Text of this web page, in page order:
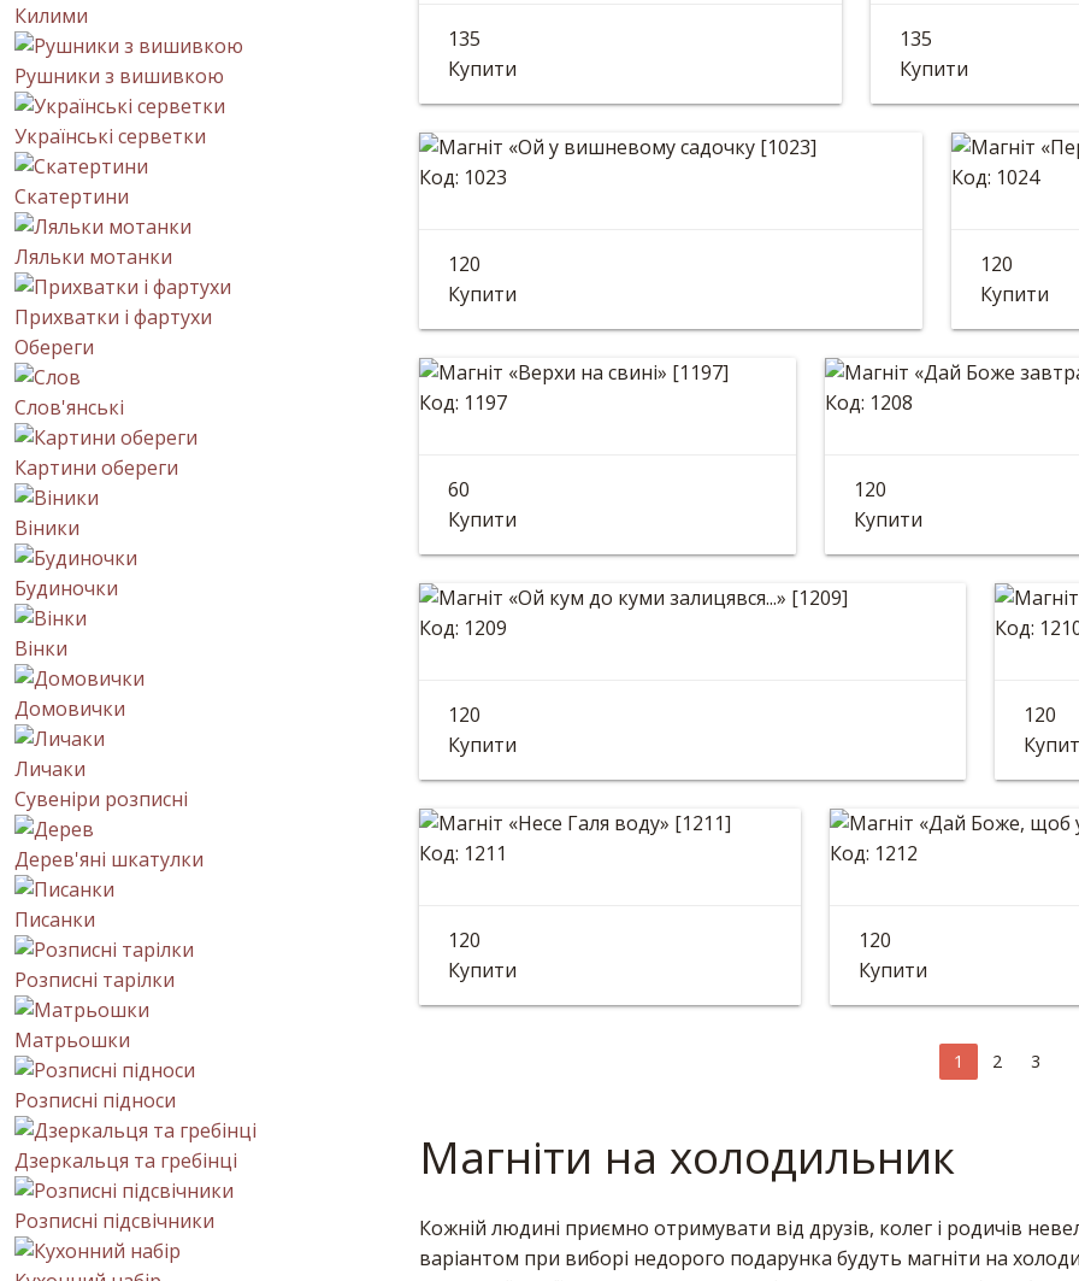
Килими
Рушники з вишивкою
Українські серветки
Скатертини
Ляльки мотанки
Прихватки і фартухи
Обереги
Слов'янські
Картини обереги
Віники
Будиночки
Вінки
Домовички
Личаки
Сувеніри розписні
Дерев'яні шкатулки
Писанки
Розписні тарілки
Матрьошки
Розписні підноси
Дзеркальця та гребінці
Розписні підсвічники
Розмір: 9*6см
135
Купити
Розмір: 9*6см
135
Купити
Код: 1023
Діаметр: 82 мм
120
Купити
Код: 1024
Діаметр:
120
Купити
Код: 1197
Розмір: 9*7см
60
Купити
Код: 1208
Діаметр: 82 мм
120
Купити
Код: 1209
Діаметр: 82 мм
120
Купити
Код:
120
Код: 1211
Діаметр: 82 мм
120
Купити
Код: 1212
Діаметр: 82 мм
120
Купити
1 2 3
Магніти на холодильник
Кожній людині приємно отримувати від друзів, колег і родичів
варіантом при виборі недорого подарунка будуть магніти на